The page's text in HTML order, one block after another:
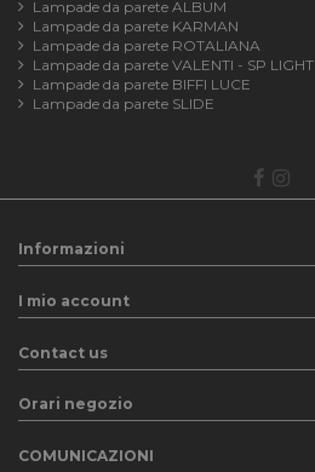
Lampade da parete ALBUM
Lampade da parete KARMAN
Lampade da parete ROTALIANA
Lampade da parete VALENTI - SP LIGHT
Lampade da parete BIFFI LUCE
Lampade da parete SLIDE
Informazioni
I mio account
Contact us
Orari negozio
COMUNICAZIONI